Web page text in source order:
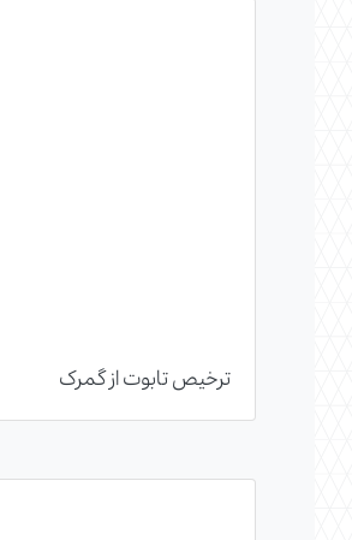
ترخیص تابوت از گمرک